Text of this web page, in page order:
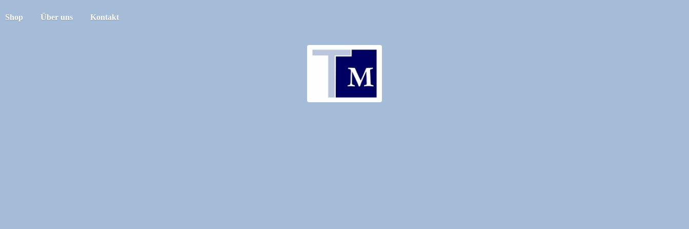
Shop Über uns Kontakt